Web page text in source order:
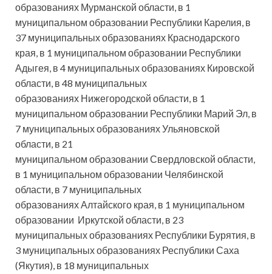
образованиях Мурманской области, в 1
муниципальном образовании Республики Карелия, в
37 муниципальных образованиях Краснодарского
края, в 1 муниципальном образовании Республики
Адыгея, в 4 муниципальных образованиях Кировской
области, в 48 муниципальных
образованиях Нижегородской области, в 1
муниципальном образовании Республики Марий Эл, в
7 муниципальных образованиях Ульяновской
области, в 21
муниципальном образовании Свердловской области,
в 1 муниципальном образовании Челябинской
области, в 7 муниципальных
образованиях Алтайского края, в 1 муниципальном
образовании Иркутской области, в 23
муниципальных образованиях Республики Бурятия, в
3 муниципальных образованиях Республики Саха
(Якутия), в 18 муниципальных